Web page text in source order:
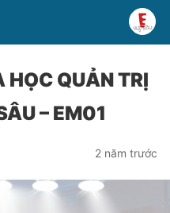
HỌC QUẢN TRỊ
– EM01
2 năm trước